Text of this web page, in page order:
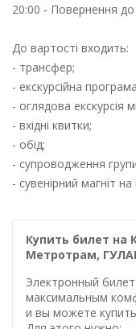
20:00 - Повернення до
До вартості входить:
- трансфер;
- екскурсійна
- оглядова екскурсія
- вхідні квитки;
- обід;
- супроводження
- сувенірний магніт
Купить билет на
Метротрам,
Электронный
максимальным
и вы можете